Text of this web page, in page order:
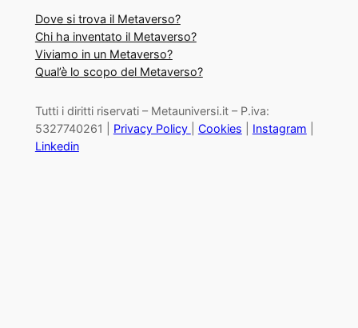
Dove si trova il Metaverso?
Chi ha inventato il Metaverso?
Viviamo in un Metaverso?
Qual’è lo scopo del Metaverso?
Tutti i diritti riservati – Metauniversi.it – P.iva:
5327740261 | Privacy Policy Cookies Instagram
Linkedin